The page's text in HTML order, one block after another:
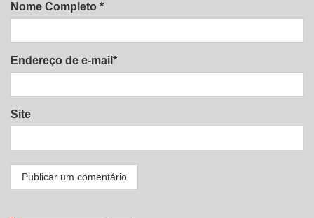
Nome Completo *
Endereço de e-mail*
Site